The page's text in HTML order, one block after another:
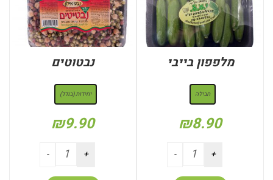
מלפפון בייבי
חבילה
₪8.90
נבטוטים
יחידות (בודד)
₪9.90